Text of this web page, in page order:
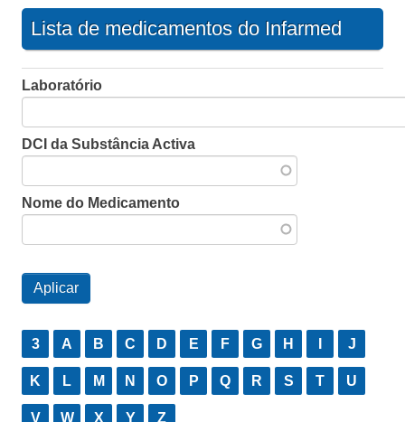
Lista de medicamentos do Infarmed
Laboratório
DCI da Substância Activa
Nome do Medicamento
3 A B C D E F G H J
K L M N O P Q R S T U
V W X Y Z